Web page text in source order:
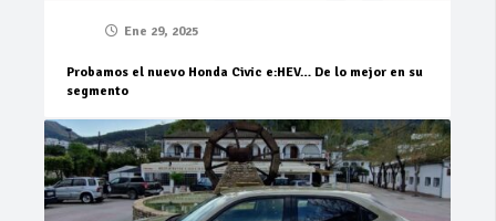
Ene 29, 2025
Probamos el nuevo Honda Civic e:HEV… De lo mejor en su
segmento